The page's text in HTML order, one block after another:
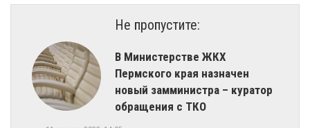
Не пропустите:
​В Министерстве ЖКХ
Пермского края назначен
новый замминистра – куратор
обращения с ТКО